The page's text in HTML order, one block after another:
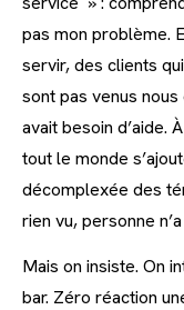
pas mon problème.
servir, des clients
sont pas venus
avait besoin d’aide.
tout le monde
décomplexée des
rien vu, personne
Mais on insiste. On
bar. Zéro réaction